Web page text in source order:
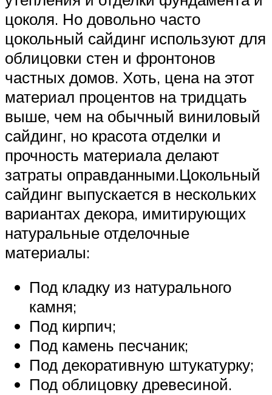
цоколя. Но довольно часто
цокольный сайдинг используют для
облицовки стен и фронтонов
частных домов. Хоть, цена на этот
материал процентов на тридцать
выше, чем на обычный виниловый
сайдинг, но красота отделки и
прочность материала делают
затраты оправданными.Цокольный
сайдинг выпускается в нескольких
вариантах декора, имитирующих
натуральные отделочные
материалы:
Под кладку из натурального
камня;
Под кирпич;
Под камень песчаник;
Под декоративную штукатурку;
Под облицовку древесиной.